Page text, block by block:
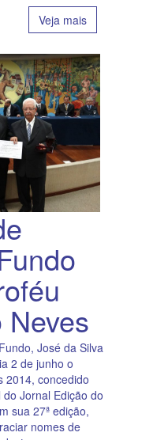
Veja mais
Neves
José da Silva
2 de junho o
2014, concedido
Jornal Edição do
sua 27ª edição,
nomes de